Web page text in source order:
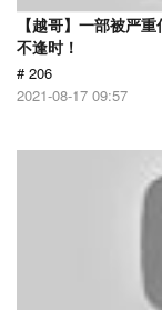
【越哥】一部被严
不逢时！
# 206
2021-08-17 09:57